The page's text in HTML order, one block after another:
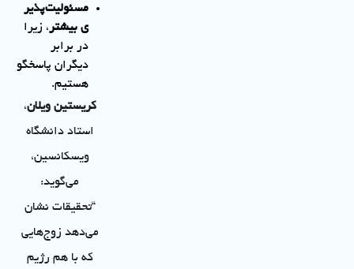
مسئولیت‌پذیر
ی بیشتر ، زیرا
در برابر
دیگران پاسخگو
هستیم.
کریستین ویلان،
استاد دانشگاه
ویسکانسین،
می‌گوید:
“تحقیقات نشان
می‌دهد زوج‌هایی
که با هم رژیم